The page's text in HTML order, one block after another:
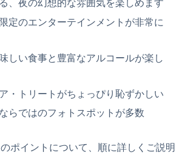
、夜の幻想的な雰囲気を楽しめます
定のエンターテインメントが非常に
しい食事と豊富なアルコールが楽し
・トリートがちょっぴり恥ずかしい
らではのフォトスポットが多数
ポイントについて、順に詳しくご説明